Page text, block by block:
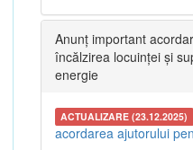
Anunț important
încălzirea locuinței și
energie
ACTUALIZARE (23.12.2025)
acordarea ajutorului